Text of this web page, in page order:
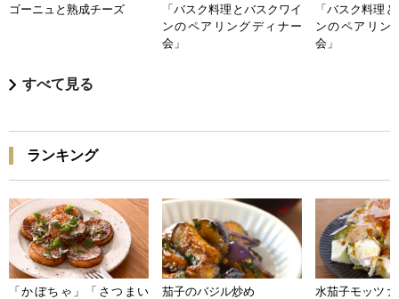
ゴーニュと熟成チーズ
「バスク料理とバスクワイ
ンのペアリングディナー
会」
「バスク料理
ンのペアリン
会」
すべて見る
ランキング
「かぼちゃ」「さつまい
茄子のバジル炒め 水茄子モッツァ